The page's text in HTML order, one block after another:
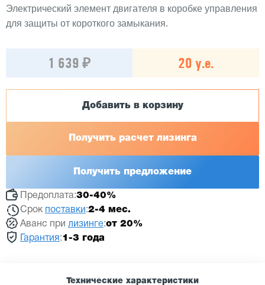
Электрический элемент двигателя в коробке управления
для защиты от короткого замыкания.
1 639 ₽ 20 у.е.
Добавить в корзину
Получить расчет лизинга
Получить предложение
Предоплата:30-40%
Срок поставки :2-4 мес.
Аванс при лизинге:от 20%
Гарантия :1-3 года
Технические характеристики